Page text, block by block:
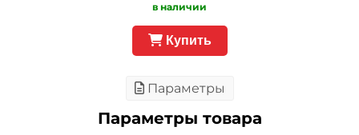
в наличии
Купить
Параметры
Параметры товара